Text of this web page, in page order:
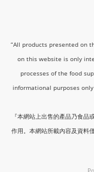
“All products presented on
on this website is only
processes of the food
informational purposes
『本網站上出售的產品乃食
作用。本網站所載內容及資料